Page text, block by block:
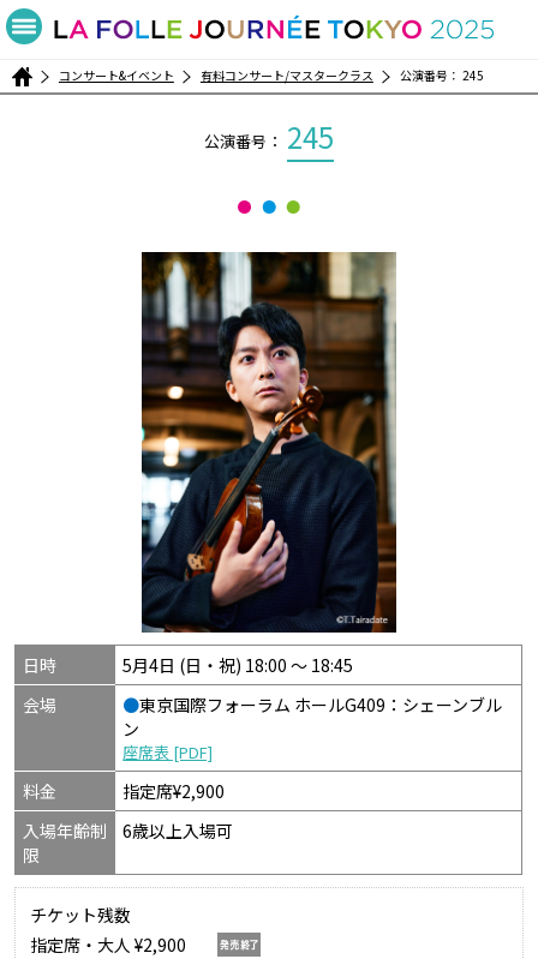
コンサート&イベント 有料コンサート/マスタークラス 公演番号： 245
公演番号： 245
日時
5月4日 (日・祝) 18:00 〜 18:45
会場
●東京国際フォーラム ホールG409：シェーンブル
ン
座席表 [PDF]
料金
指定席¥2,900
入場年齢制
限
6歳以上入場可
チケット残数
指定席・大人 ¥2,900